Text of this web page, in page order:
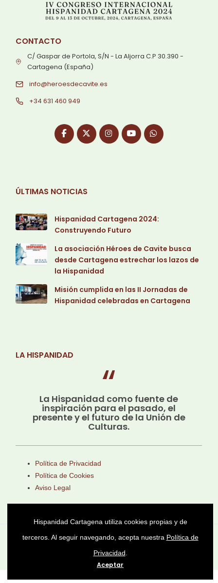
CONTACTO
C/ Gaspar de Portola, S/N - La Aljorra C.P 30.390 -
Cartagena (España)
info@heroesdecavite.es
+34 631 460 949
ÚLTIMAS NOTICIAS
Hispanidad Cartagena 2024:
Construyendo Futuro
La asociación Héroes de Cavite busca
desde Cartagena estrechar los lazos de
la Hispanidad
Misión cumplida en las II Jornadas de
Hispanidad celebradas en Cartagena
LA HISPANIDAD
La Hispanidad como fuente de
inspiración para el pasado, el
presente y el futuro de la Unión de
Culturas.
Política de Privacidad
Política de Cookies
Aviso Legal
Asociación Cultural Héroes de Cavite © 2025 -
Todos los derechos reservados
Hispanidad Cartagena utiliza cookies propias y de
terceros. Al seguir navegando, acepta nuestra Política de
Privacidad
Aceptar